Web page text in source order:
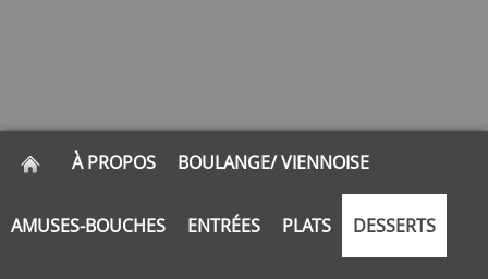
À PROPOS BOULANGE/ VIENNOISE
AMUSES-BOUCHES ENTRÉES PLATS DESSERTS